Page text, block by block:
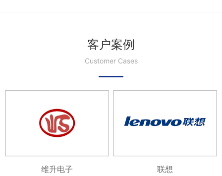
客户案例
Customer Cases
维升电子 联想